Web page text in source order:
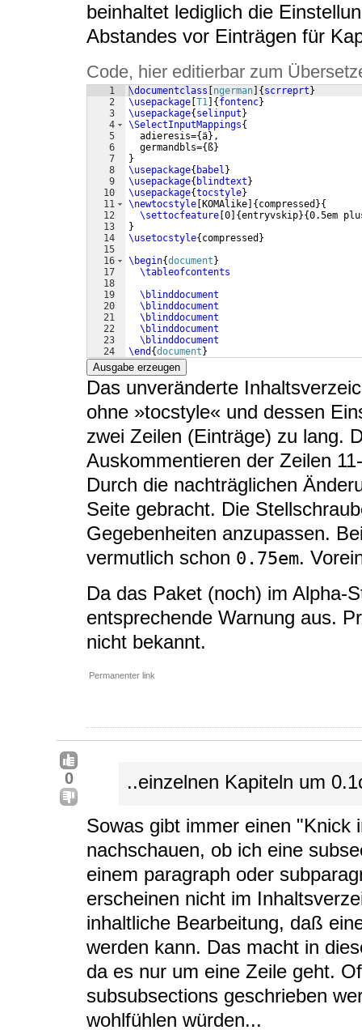
beinhaltet lediglich die
Abstandes vor Einträgen für
Code, hier editierbar zum
1
2
3
4
5
6
7
8
9
10
11
12
13
14
15
16
17
18
19
20
21
22
23
24
\documentclass ngerman { scrreprt }
\usepackage T1 { fontenc}
\usepackage{ selinput }
\SelectInputMappings{
  adieresis=
{ä} ,
  germandbls=
{ ß}
}
\usepackage{ babel }
\usepackage{ blindtext }
\usepackage{tocstyle}
\newtocstyle
KOMAlike { compressed }{
\settocfeature 0 {entryvskip}{0.5em
}
\usetocstyle{ compressed }
\begin{document }
\tableofcontents
\blinddocument
\blinddocument
\blinddocument
\blinddocument
\blinddocument
\end {document }
Ausgabe erzeugen
Das unveränderte
ohne »tocstyle« und dessen
zwei Zeilen (Einträge) zu lang.
Auskommentieren der Zeilen
Durch die nachträglichen
Seite gebracht. Die
Gegebenheiten anzupassen.
vermutlich schon 0.75em.
Da das Paket (noch) im Alpha-
entsprechende Warnung aus.
nicht bekannt.
Permanenter link
0
..einzelnen Kapiteln um
Sowas gibt immer einen "Knick
nachschauen, ob ich eine
einem paragraph oder
erscheinen nicht im
inhaltliche Bearbeitung, daß
werden kann. Das macht in
da es nur um eine Zeile geht.
subsubsections geschrieben
wohlfühlen würden...